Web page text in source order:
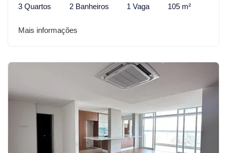
3 Quartos 2 Banheiros 1 Vaga 105 m²
Mais informações